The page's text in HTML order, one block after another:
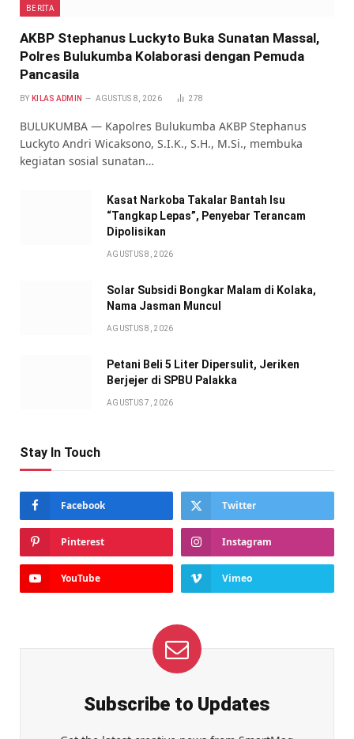
BERITA
AKBP Stephanus Luckyto Buka Sunatan Massal,
Polres Bulukumba Kolaborasi dengan Pemuda
Pancasila
BY KILAS ADMIN AGUSTUS 8, 2026 278
BULUKUMBA — Kapolres Bulukumba AKBP Stephanus
Luckyto Andri Wicaksono, S.I.K., S.H., M.Si., membuka
kegiatan sosial sunatan…
Kasat Narkoba Takalar Bantah Isu
“Tangkap Lepas”, Penyebar Terancam
Dipolisikan
AGUSTUS 8, 2026
Solar Subsidi Bongkar Malam di Kolaka,
Nama Jasman Muncul
AGUSTUS 8, 2026
Petani Beli 5 Liter Dipersulit, Jeriken
Berjejer di SPBU Palakka
AGUSTUS 7, 2026
Stay In Touch
Facebook Twitter
Pinterest Instagram
YouTube Vimeo
Subscribe to Updates